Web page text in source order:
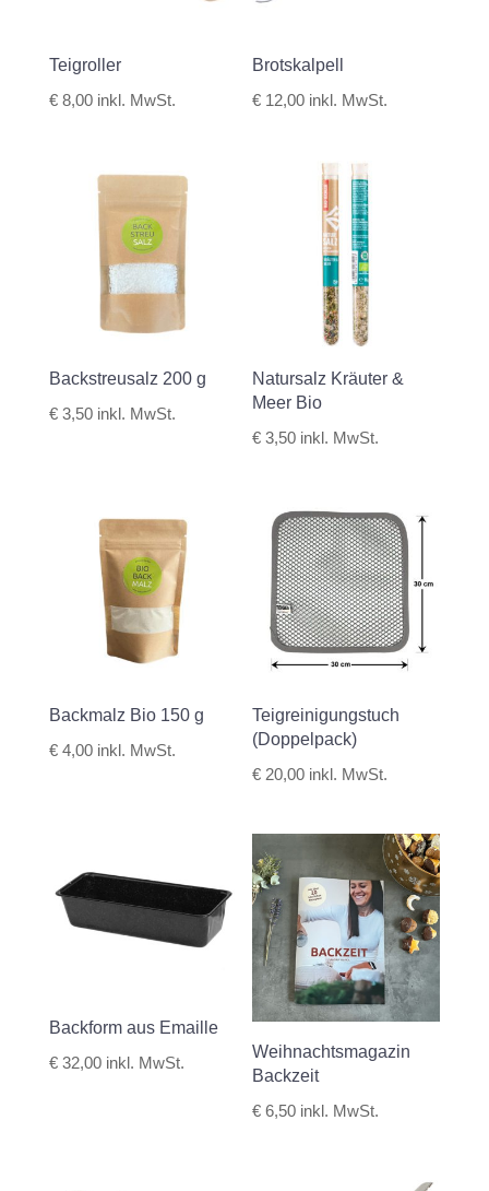
Teigroller
€8,00 inkl. MwSt.
Brotskalpell
€ 12,00 inkl. MwSt.
Backstreusalz 200 g
€3,50 inkl. MwSt.
Natursalz Kräuter &
Meer Bio
€ 3,50 inkl. MwSt.
Backmalz Bio 150 g
€4,00 inkl. MwSt.
Teigreinigungstuch
(Doppelpack)
€ 20,00 inkl. MwSt.
Backform aus Emaille
€32,00 inkl. MwSt.
Weihnachtsmagazin
Backzeit
€ 6,50 inkl. MwSt.